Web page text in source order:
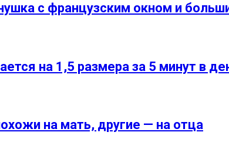
с французским окном и
на 1,5 размера за 5 минут в
на мать, другие — на отца